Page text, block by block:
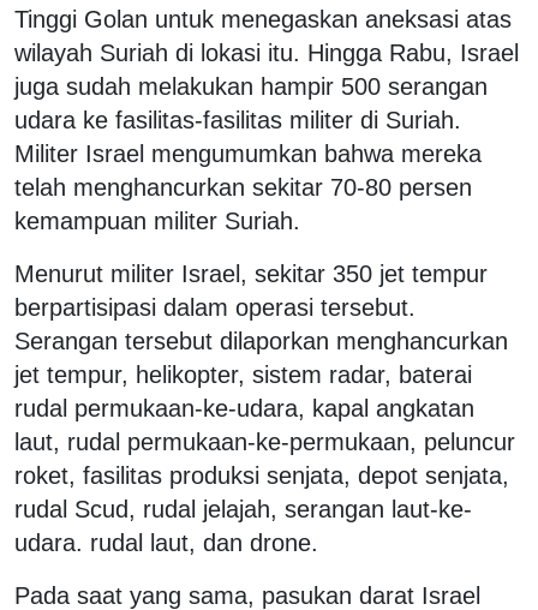
Tinggi Golan untuk menegaskan aneksasi atas
wilayah Suriah di lokasi itu. Hingga Rabu, Israel
juga sudah melakukan hampir 500 serangan
udara ke fasilitas-fasilitas militer di Suriah.
Militer Israel mengumumkan bahwa mereka
telah menghancurkan sekitar 70-80 persen
kemampuan militer Suriah.
Menurut militer Israel, sekitar 350 jet tempur
berpartisipasi dalam operasi tersebut.
Serangan tersebut dilaporkan menghancurkan
jet tempur, helikopter, sistem radar, baterai
rudal permukaan-ke-udara, kapal angkatan
laut, rudal permukaan-ke-permukaan, peluncur
roket, fasilitas produksi senjata, depot senjata,
rudal Scud, rudal jelajah, serangan laut-ke-
udara. rudal laut, dan drone.
Pada saat yang sama, pasukan darat Israel